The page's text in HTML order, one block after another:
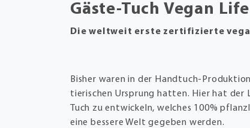
Gäste-Tuch Vegan
Die weltweit erste zertifizierte
Bisher waren in der Handtuch-
tierischen Ursprung hatten. Hier hat
Tuch zu entwickeln, welches 100%
eine bessere Welt gegeben werden.